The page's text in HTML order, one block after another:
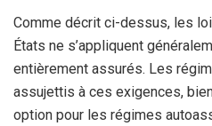
Comme décrit ci-dessus, les
États ne s’appliquent
entièrement assurés. Les
assujettis à ces exigences,
option pour les régimes